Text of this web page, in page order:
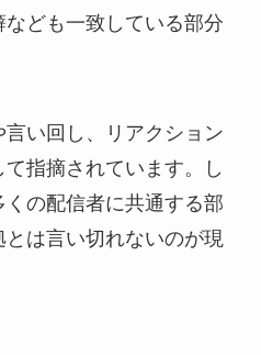
ども一致している部分
い回し、リアクション
指摘されています。し
の配信者に共通する部
は言い切れないのが現